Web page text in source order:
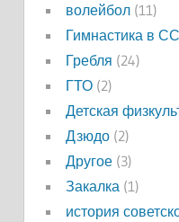
волейбол(11)
Гимнастика в
Гребля (24)
ГТО(2)
Детская
Дзюдо(2)
Другое(3)
Закалка(1)
история